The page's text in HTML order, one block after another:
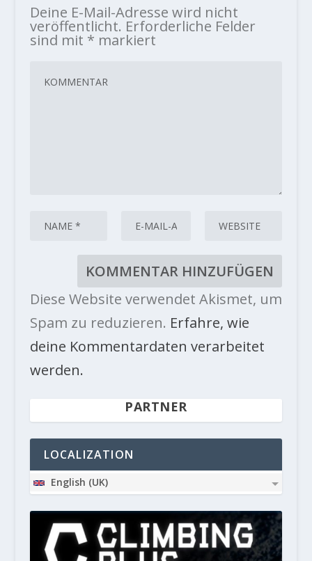
Deine E-Mail-Adresse wird nicht
veröffentlicht. Erforderliche Felder
sind mit * markiert
Diese Website verwendet Akismet, um
Spam zu reduzieren. Erfahre, wie
deine Kommentardaten verarbeitet
werden.
PARTNER
LOCALIZATION
English (UK)